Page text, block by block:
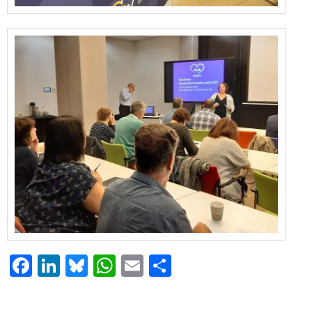
Facebook
LinkedIn
Bluesky
WhatsApp
Email